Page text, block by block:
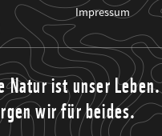
Impressum
Natur ist unser Leben.
wir für beides.